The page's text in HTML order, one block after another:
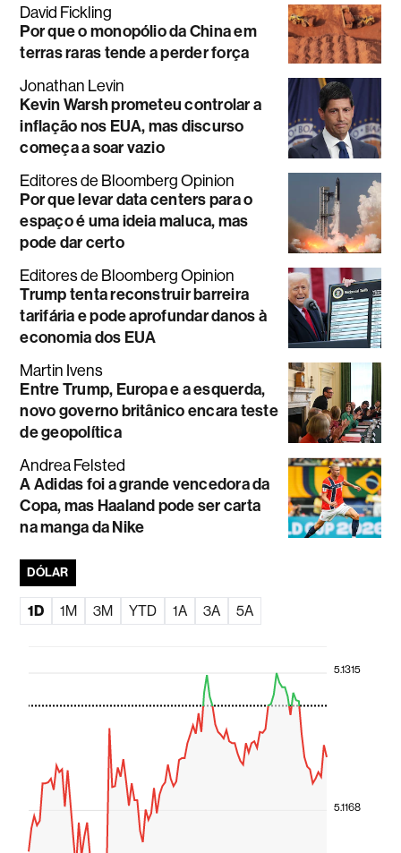
David Fickling
Por que o monopólio da China em
terras raras tende a perder força
Jonathan Levin
Kevin Warsh prometeu controlar a
inflação nos EUA, mas discurso
começa a soar vazio
Editores de Bloomberg Opinion
Por que levar data centers para o
espaço é uma ideia maluca, mas
pode dar certo
Editores de Bloomberg Opinion
Trump tenta reconstruir barreira
tarifária e pode aprofundar danos à
economia dos EUA
Martin Ivens
Entre Trump, Europa e a esquerda,
novo governo britânico encara teste
de geopolítica
Andrea Felsted
A Adidas foi a grande vencedora da
Copa, mas Haaland pode ser carta
na manga da Nike
DÓLAR
1D 1M 3M YTD 1A 3A 5A
5.1168
5.1315